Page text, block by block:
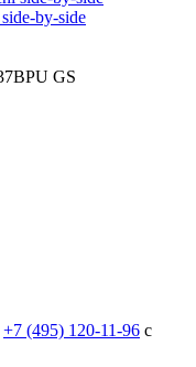
by-side
GS
+7 (495) 120-11-96 с